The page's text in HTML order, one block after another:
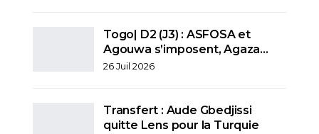
Togo| D2 (J3) : ASFOSA et
Agouwa s’imposent, Agaza…
26 Juil 2026
Transfert : Aude Gbedjissi
quitte Lens pour la Turquie